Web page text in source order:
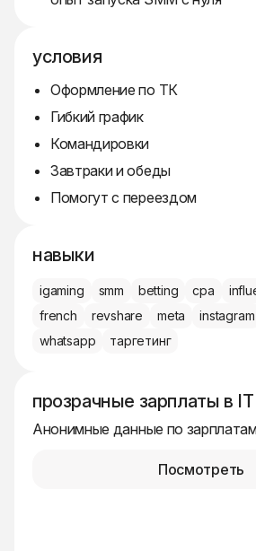
условия
Оформление по ТК
Гибкий график
Командировки
Завтраки и обеды
Помогут с переездом
навыки
igaming smm betting cpa
french
revshare meta instagram
whatsapp
таргетинг
прозрачные зарплаты в IT
Анонимные данные по
Посмотреть